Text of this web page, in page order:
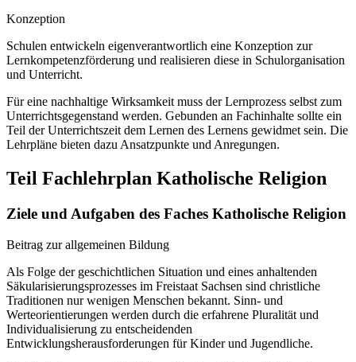
Konzeption
Schulen entwickeln eigenverantwortlich eine Konzeption zur
Lernkompetenzförderung und realisieren diese in Schulorganisation
und Unterricht.
Für eine nachhaltige Wirksamkeit muss der Lernprozess selbst zum
Unterrichtsgegenstand werden. Gebunden an Fachinhalte sollte ein
Teil der Unterrichtszeit dem Lernen des Lernens gewidmet sein. Die
Lehrpläne bieten dazu Ansatzpunkte und Anregungen.
Teil Fachlehrplan Katholische Religion
Ziele und Aufgaben des Faches Katholische Religion
Beitrag zur allgemeinen Bildung
Als Folge der geschichtlichen Situation und eines anhaltenden
Säkularisierungsprozesses im Freistaat Sachsen sind christliche
Traditionen nur wenigen Menschen bekannt. Sinn- und
Werteorientierungen werden durch die erfahrene Pluralität und
Individualisierung zu entscheidenden
Entwicklungsherausforderungen für Kinder und Jugendliche.